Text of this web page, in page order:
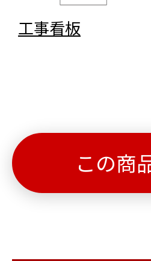
工事看板
この商